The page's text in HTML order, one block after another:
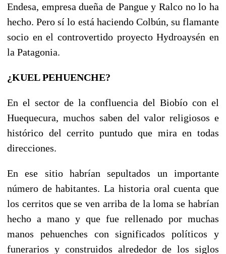
Endesa, empresa dueña de Pangue y Ralco no lo ha
hecho. Pero sí lo está haciendo Colbún, su flamante
socio en el controvertido proyecto Hydroaysén en
la Patagonia.
¿KUEL PEHUENCHE?
En el sector de la confluencia del Biobío con el
Huequecura, muchos saben del valor religiosos e
histórico del cerrito puntudo que mira en todas
direcciones.
En ese sitio habrían sepultados un importante
número de habitantes. La historia oral cuenta que
los cerritos que se ven arriba de la loma se habrían
hecho a mano y que fue rellenado por muchas
manos pehuenches con significados políticos y
funerarios y construidos alrededor de los siglos